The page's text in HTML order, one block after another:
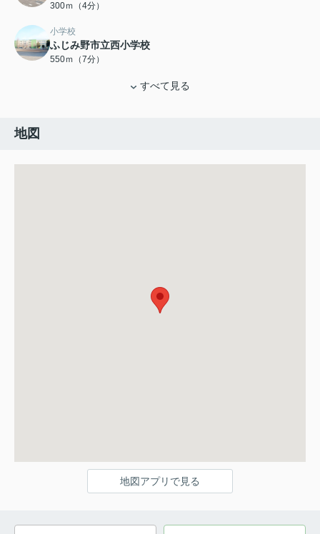
300ｍ（4分）
小学校
ふじみ野市立西小学校
550ｍ（7分）
すべて見る
地図
地図アプリで見る